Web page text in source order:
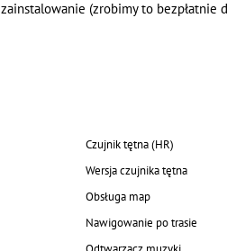
zainstalowanie (zrobimy to bezpłatnie
Czujnik tętna (HR)
Wersja czujnika tętna
Obsługa map
Nawigowanie po trasie